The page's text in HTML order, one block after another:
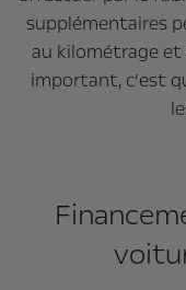
supplémentaires
au kilométrage et
important, c’est